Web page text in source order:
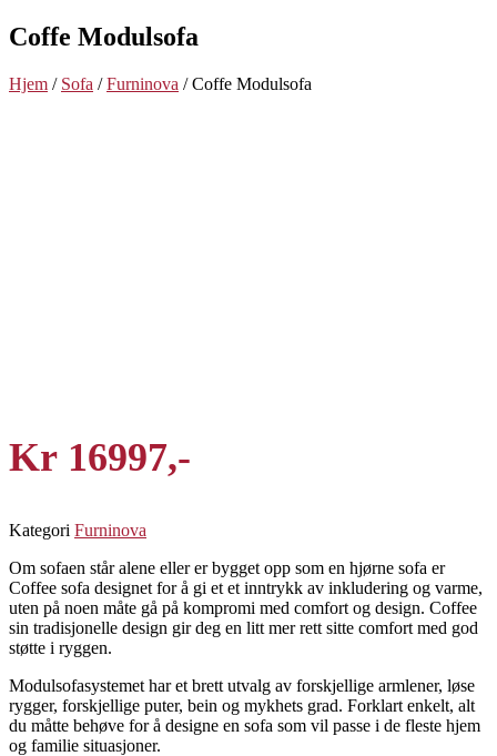
Coffe Modulsofa
Hjem / Sofa /Furninova / Coffe Modulsofa
Kr 16997
Kategori Furninova
Om sofaen står alene eller er bygget opp som en hjørne sofa er
Coffee sofa designet for å gi et et inntrykk av inkludering og varme,
uten på noen måte gå på kompromi med comfort og design. Coffee
sin tradisjonelle design gir deg en litt mer rett sitte comfort med god
støtte i ryggen.
Modulsofasystemet har et brett utvalg av forskjellige armlener, løse
rygger, forskjellige puter, bein og mykhets grad. Forklart enkelt, alt
du måtte behøve for å designe en sofa som vil passe i de fleste hjem
og familie situasjoner.